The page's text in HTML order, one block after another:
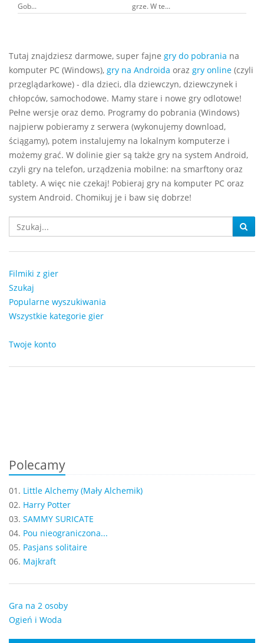
Gob...
grze. W te...
Tutaj znajdziesz darmowe, super fajne gry do pobrania na
komputer PC (Windows), gry na Androida oraz gry online (czyli
przeglądarkowe) - dla dzieci, dla dziewczyn, dziewczynek i
chłopców, samochodowe. Mamy stare i nowe gry odlotowe!
Pełne wersje oraz demo. Programy do pobrania (Windows)
najpierw pobieramy z serwera (wykonujemy download,
ściągamy), potem instalujemy na lokalnym komputerze i
możemy grać. W dolinie gier są także gry na system Android,
czyli gry na telefon, urządzenia mobilne: na smarftony oraz
tablety. A więc nie czekaj! Pobieraj gry na komputer PC oraz
system Android. Chomikuj je i baw się dobrze!
Filmiki z gier
Szukaj
Popularne wyszukiwania
Wszystkie kategorie gier
Twoje konto
Polecamy
01. Little Alchemy (Mały Alchemik)
02. Harry Potter
03. SAMMY SURICATE
04. Pou nieograniczona...
05. Pasjans solitaire
06. Majkraft
Gra na 2 osoby
Ogień i Woda